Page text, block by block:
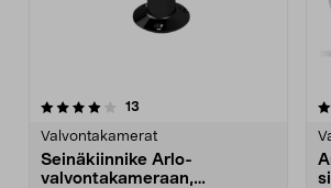
13
Valvontakamerat
Seinäkiinnike Arlo-
valvontakameraan,
3.5viidestä